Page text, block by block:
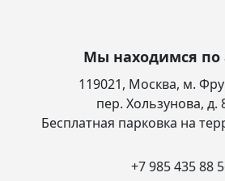
Мы находимся по
119021, Москва, м.
пер. Хользунова, д.
Бесплатная парковка на
+7 985 435 88